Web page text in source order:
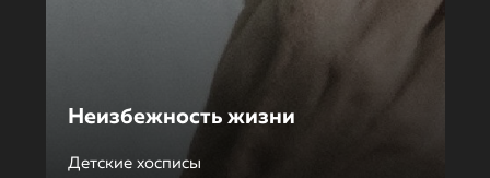
Неизбежность жизни
Детские хосписы